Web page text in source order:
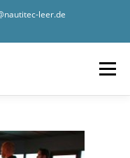
leer.de
Menü